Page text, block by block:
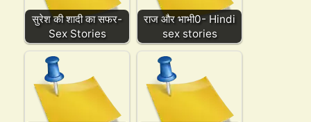
सुरेश की शादी का सफर-
Sex Stories
राज और भाभी0- Hindi
sex stories